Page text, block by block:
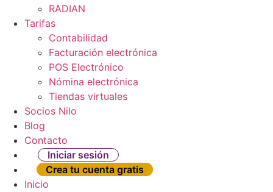
RADIAN
Tarifas
Contabilidad
Facturación electrónica
POS Electrónico
Nómina electrónica
Tiendas virtuales
Socios Nilo
Blog
Contacto
Iniciar sesión
Crea tu cuenta gratis
Inicio